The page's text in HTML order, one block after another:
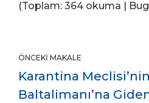
(Toplam: 364 okuma |
ÖNCEKI MAKALE
Karantina
Baltalimanı’na